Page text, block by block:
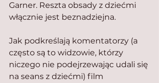
Garner. Reszta obsady z dziećmi
włącznie jest beznadziejna.
Jak podkreślają komentatorzy (a
często są to widzowie, którzy
niczego nie podejrzewając udali się
na seans z dziećmi) film